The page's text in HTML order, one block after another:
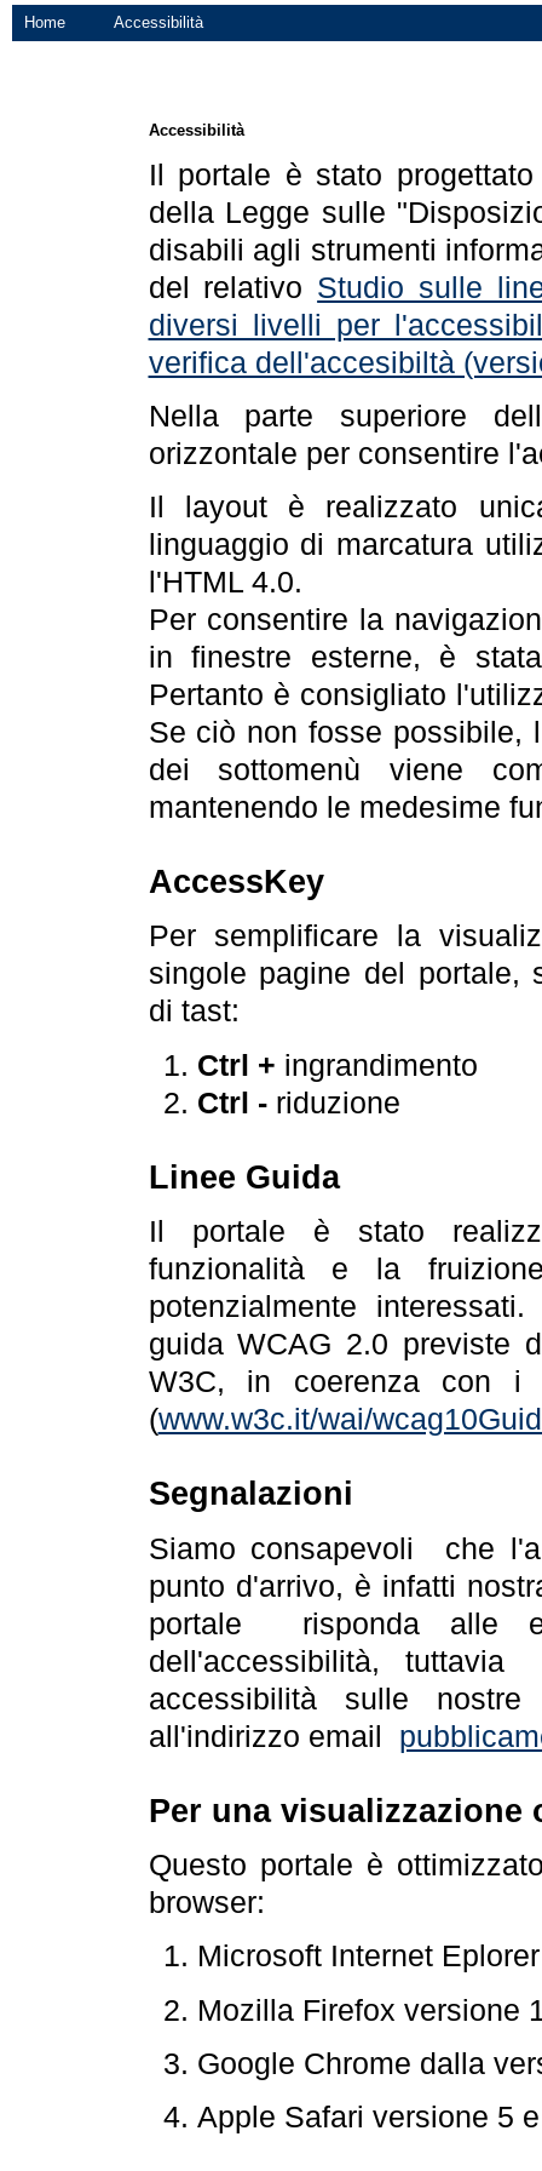
Home Accessibilità
Accessibilità
Il portale è stato
della Legge sulle
disabili agli strumenti
del relativo Studio sulle
diversi livelli per
verifica dell'accesibiltà
Nella parte superiore
orizzontale per consentire
Il layout è realizzato
linguaggio di marcatura
l'HTML 4.0.
Per consentire la
in finestre esterne, è
Pertanto è consigliato
Se ciò non fosse possibile,
dei sottomenù viene
mantenendo le medesime
AccessKey
Per semplificare la
singole pagine del portale,
di tast:
Ctrl + ingrandimento
Ctrl -riduzione
Linee Guida
Il portale è stato
funzionalità e la
potenzialmente
guida WCAG 2.0 previste
W3C, in coerenza con i
(www.w3c.it/wai/
Segnalazioni
Siamo consapevoli che
punto d'arrivo, è infatti
portale risponda alle
dell'accessibilità,
accessibilità sulle
all'indirizzo email
Per una visualizzazione
Questo portale è
browser:
Microsoft Internet
Mozilla Firefox versione
Google Chrome dalla
Apple Safari versione 5